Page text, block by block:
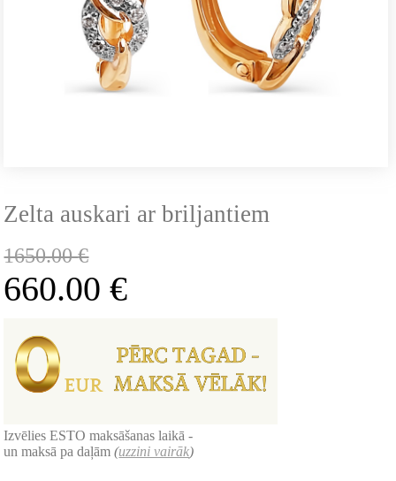
Zelta auskari ar briljantiem
1650.00€
660.00€
Izvēlies ESTO maksāšanas laikā -
un maksā pa daļām(uzzini vairāk)